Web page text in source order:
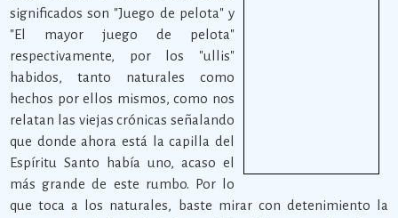
significados son "Juego de pelota" y
"El mayor juego de pelota"
respectivamente, por los "ullis"
habidos, tanto naturales como
hechos por ellos mismos, como nos
relatan las viejas crónicas señalando
que donde ahora está la capilla del
Espíritu Santo había uno, acaso el
más grande de este rumbo. Por lo
que toca a los naturales, baste mirar con detenimiento la